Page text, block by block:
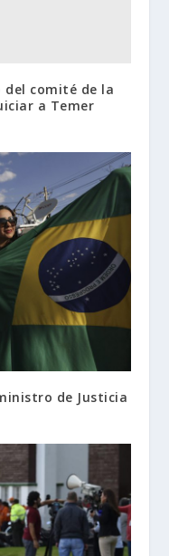
comité de la
a Temer
de Justicia